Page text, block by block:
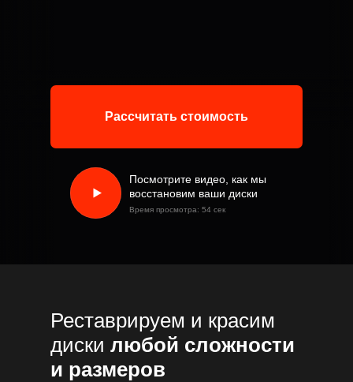
Рассчитать стоимость
Посмотрите видео, как мы
восстановим ваши диски
Время просмотра: 54 сек
Реставрируем и красим
диски любой сложности
и размеров